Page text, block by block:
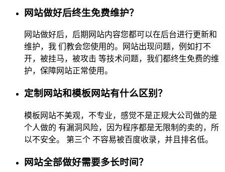
网站做好后终生免费维护？
网站做好后，后期网站内容您都可以在后台进行更新和
维护，我 们教会您使用的。网站出现问题，例如打不
开，被挂马，被攻击 等技术问题，我们都终生免费的维
护，保障网站正常使用。
定制网站和模板网站有什么区别？
模板网站不美观，不专业，感觉不是正规大公司做的是
个人做的 有漏洞风险，因为程序都是无限制的卖的，所
以不安全。 第三个 不容易被百度收录，并且排名低。
网站全部做好需要多长时间？